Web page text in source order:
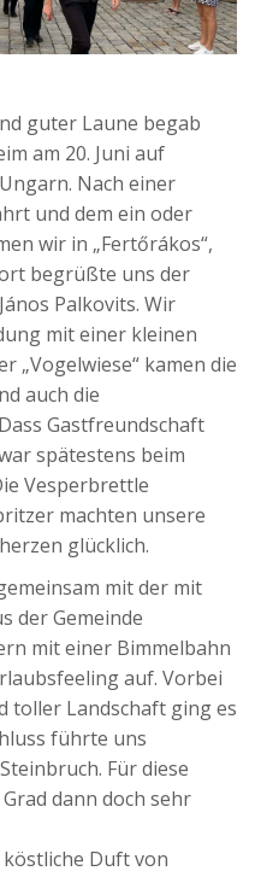
guter Laune begab
am 20. Juni auf
Nach einer
und dem ein oder
wir in „Fertőrákos“,
begrüßte uns der
Palkovits. Wir
mit einer kleinen
„Vogelwiese“ kamen die
auch die
Gastfreundschaft
spätestens beim
Vesperbrettle
machten unsere
glücklich.
mit der mit
der Gemeinde
mit einer Bimmelbahn
auf. Vorbei
toller Landschaft ging es
führte uns
Für diese
dann doch sehr
Duft von